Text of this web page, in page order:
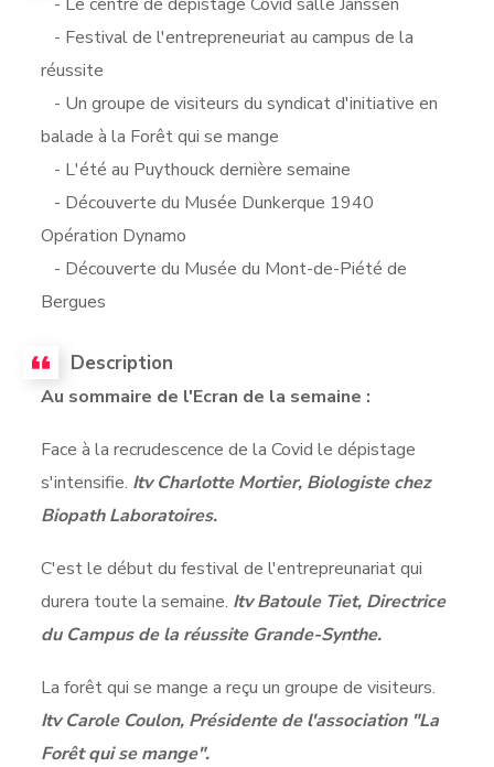
- Festival de l'entrepreneuriat au campus de la
réussite
- Un groupe de visiteurs du syndicat d'initiative en
balade à la Forêt qui se mange
- L'été au Puythouck dernière semaine
- Découverte du Musée Dunkerque 1940
Opération Dynamo
- Découverte du Musée du Mont-de-Piété de
Bergues
Description
Au sommaire de l'Ecran de la semaine :
Face à la recrudescence de la Covid le dépistage
s'intensifie. Itv Charlotte Mortier, Biologiste chez
Biopath Laboratoires.
C'est le début du festival de l'entrepreunariat qui
durera toute la semaine. Itv Batoule Tiet, Directrice
du Campus de la réussite Grande-Synthe.
La forêt qui se mange a reçu un groupe de visiteurs.
Itv Carole Coulon, Présidente de l'association "La
Forêt qui se mange".